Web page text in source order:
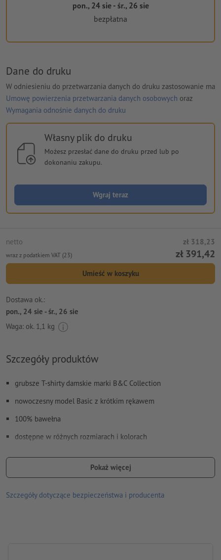
pon., 24 sie - śr., 26 sie
bezpłatna
Dane do druku
W odniesieniu do przetwarzania danych do druku zastosowanie ma
Umowę powierzenia przetwarzania danych osobowych oraz
Wymagania odnośnie danych do druku
Własny plik do druku
Możesz przesłać dane do druku przed lub po
dokonaniu zakupu.
Wgraj teraz
netto zł 318,23
wraz z podatkiem VAT (23) zł 391,42
Umieść w koszyku
Dostawa ok.:
pon., 24 sie - śr., 26 sie
Waga: ok. 1,1 kg
Szczegóły produktów
grubsze T-shirty damskie marki B&C Collection
nowoczesny model Basic z krótkim rękawem
100% bawełna
dostępne w różnych rozmiarach i kolorach
Gramatura: 185 g/m²
Pokaż więcej
Szczegóły dotyczące bezpieczeństwa i producenta